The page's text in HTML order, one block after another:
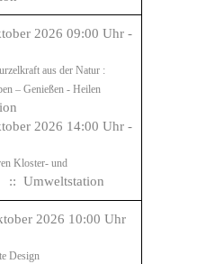
2026 09:00 Uhr -
aus der Natur :
– Genießen - Heilen
2026 14:00 Uhr -
Kloster- und
:: Umweltstation
2026 10:00 Uhr
Design